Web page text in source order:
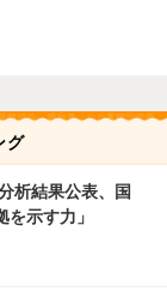
グ
析結果公表、国
示す力」